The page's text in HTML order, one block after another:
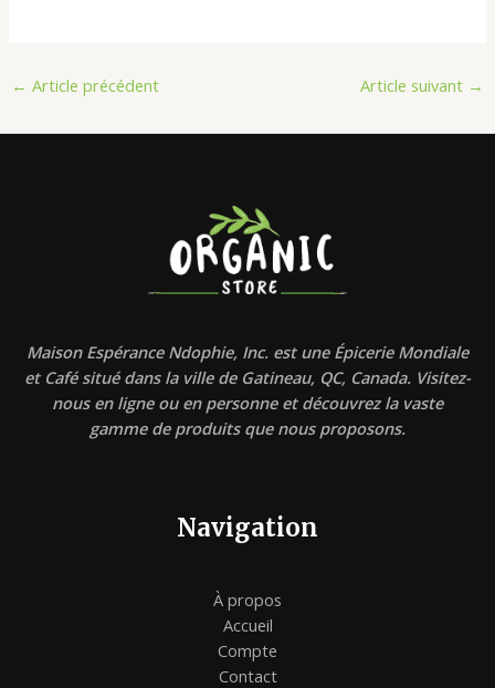
← Article précédent Article suivant →
Maison Espérance Ndophie, Inc. est une Épicerie Mondiale
et Café situé dans la ville de Gatineau, QC, Canada. Visitez-
nous en ligne ou en personne et découvrez la vaste
gamme de produits que nous proposons.
Navigation
À propos
Accueil
Compte
Contact